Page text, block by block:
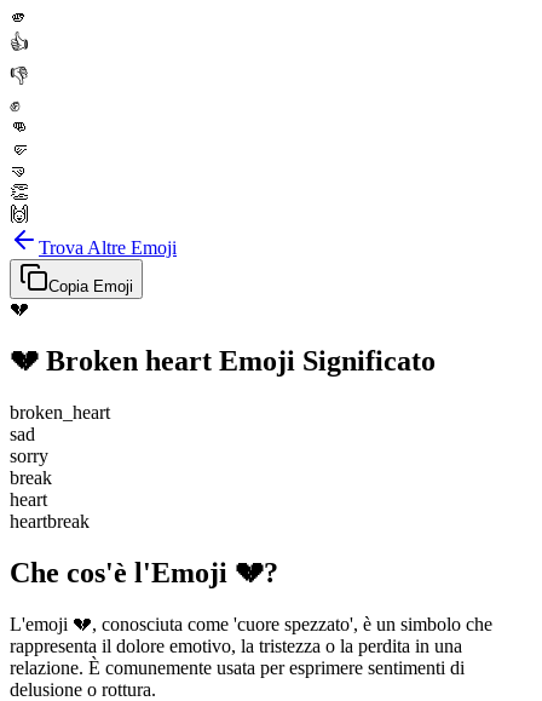
🫵
👍
👎
✊
👊
🤛
🤜
👏
🙌
Trova Altre Emoji
Copia Emoji
💔
💔 Broken heart Emoji Significato
broken_heart
sad
sorry
break
heart
heartbreak
Che cos'è l'Emoji 💔?
L'emoji 💔, conosciuta come 'cuore spezzato', è un simbolo che
rappresenta il dolore emotivo, la tristezza o la perdita in una
relazione. È comunemente usata per esprimere sentimenti di
delusione o rottura.